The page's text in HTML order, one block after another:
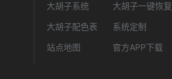
大胡子系统
大胡子一键恢复
大胡子配色表
系统定制
站点地图
官方APP下载